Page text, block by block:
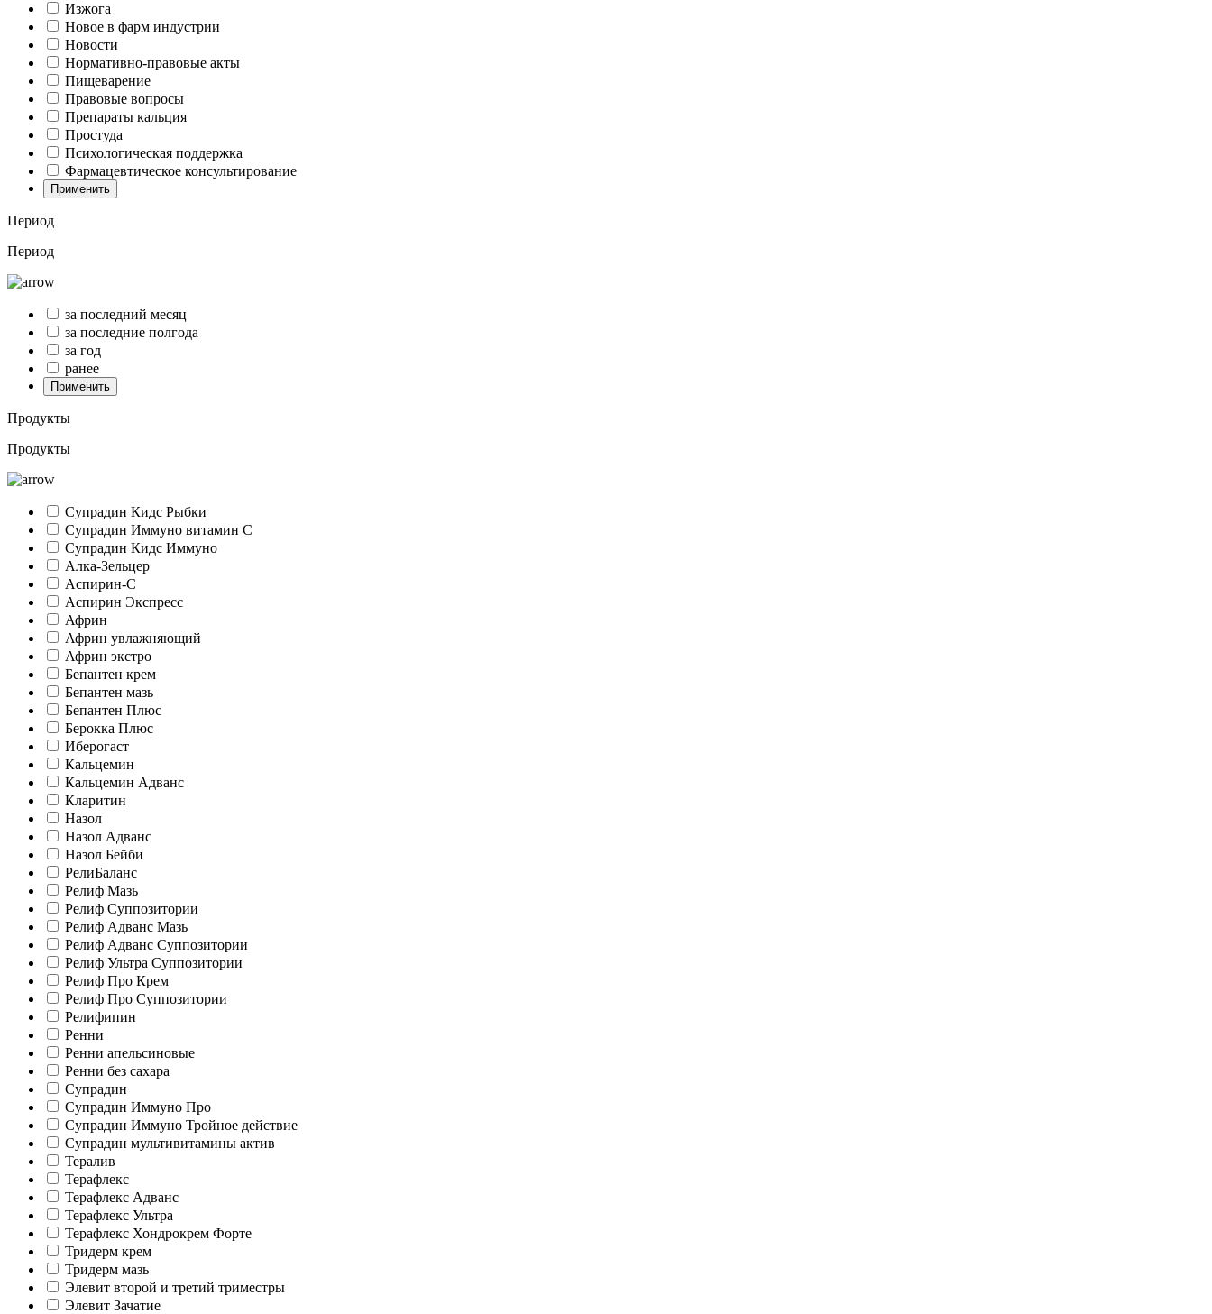
Изжога
Новое в фарм индустрии
Новости
Нормативно-правовые акты
Пищеварение
Правовые вопросы
Препараты кальция
Простуда
Психологическая поддержка
Фармацевтическое консультирование
Применить
Период
Период
за последний месяц
за последние полгода
за год
ранее
Применить
Продукты
Продукты
Супрадин Кидс Рыбки
Супрадин Иммуно витамин С
Супрадин Кидс Иммуно
Алка-Зельцер
Аспирин-C
Аспирин Экспресс
Африн
Африн увлажняющий
Африн экстро
Бепантен крем
Бепантен мазь
Бепантен Плюс
Берокка Плюс
Иберогаст
Кальцемин
Кальцемин Адванс
Кларитин
Назол
Назол Адванс
Назол Бейби
РелиБаланс
Релиф Мазь
Релиф Суппозитории
Релиф Адванс Мазь
Релиф Адванс Суппозитории
Релиф Ультра Суппозитории
Релиф Про Крем
Релиф Про Суппозитории
Релифипин
Ренни
Ренни апельсиновые
Ренни без сахара
Супрадин
Супрадин Иммуно Про
Супрадин Иммуно Тройное действие
Супрадин мультивитамины актив
Тералив
Терафлекс
Терафлекс Адванс
Терафлекс Ультра
Терафлекс Хондрокрем Форте
Тридерм крем
Тридерм мазь
Элевит второй и третий триместры
Элевит Зачатие